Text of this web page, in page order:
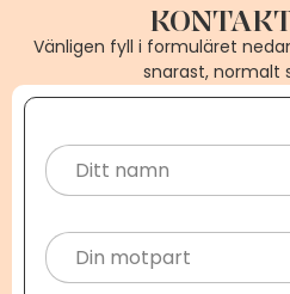
Vänligen fyll i formuläret
snarast, normalt